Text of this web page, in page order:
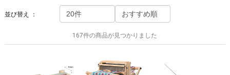
並び替え ：
167件の商品が見つかりました